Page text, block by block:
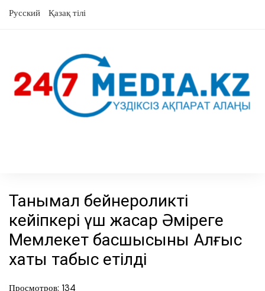
Русский Қазақ тілі
Танымал бейнероликтің
кейіпкері үш жасар Әміреге
Мемлекет басшысының Алғыс
хаты табыс етілді
Просмотров: 134